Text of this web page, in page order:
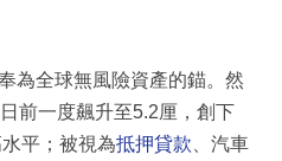
為全球無風險資產的錨。然
前一度飆升至5.2厘，創下
平；被視為抵押貸款 、汽車